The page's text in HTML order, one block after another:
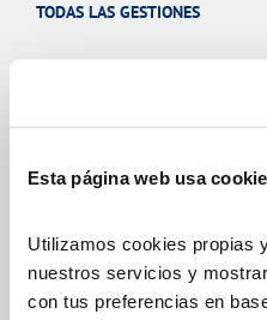
Esta página web usa
Utilizamos cookies propias
nuestros servicios y
con tus preferencias en
TODAS LAS GESTIONES
ATENCIÓN AL CLIENTE
COMPROMISO DE SERVICIO